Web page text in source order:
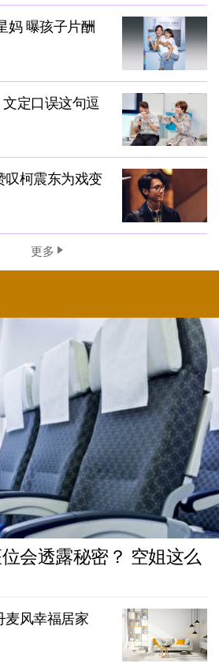
妈 曝孩子片酬
定口误这句逗
叹柯震东为戏变
更多
会透露秘密？ 空姐这么
麦风幸福居家